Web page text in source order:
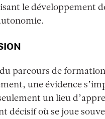
le développement
parcours de
une évidence
un lieu
décisif où se joue